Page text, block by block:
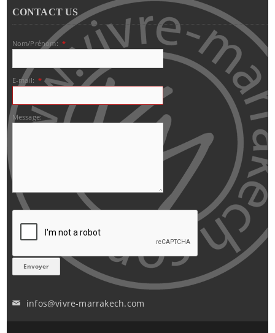
CONTACT US
Nom/Prénom: *
E-mail: *
Message:
✉ infos@vivre-marrakech.com